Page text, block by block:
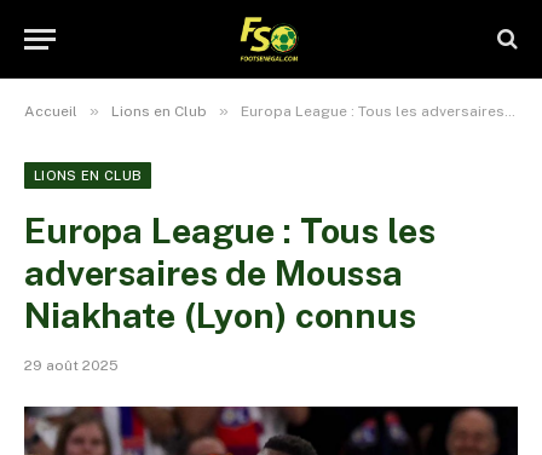
Accueil » Lions en Club » Europa League : Tous les adversaires de Moussa Niakhate (Lyon) connus
LIONS EN CLUB
Europa League : Tous les
adversaires de Moussa
Niakhate (Lyon) connus
29 août 2025